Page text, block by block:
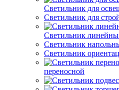
Светильник для
Светильник для
Светильник
Светильник
Светильник
переносной